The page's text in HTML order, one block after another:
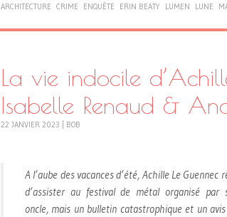
ARCHITECTURE CRIME ENQUÊTE ERIN BEATY LUMEN LUNE
La vie indocile
Isabelle Renaud &
22 JANVIER 2023 BOB
A l’aube des vacances d’été, Achille Le Guennec
d’assister au festival de métal organisé par
oncle, mais un bulletin catastrophique et un